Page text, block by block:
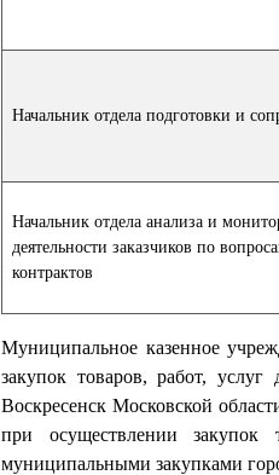
Начальник отдела подготовки и
Начальник отдела анализа и
деятельности заказчиков по
контрактов
Муниципальное казенное
закупок товаров, работ,
Воскресенск Московской
при осуществлении закупок
муниципальными закупками